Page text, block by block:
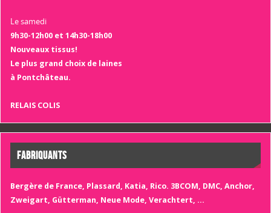
Le samedi
9h30-12h00 et 14h30-18h00
Nouveaux tissus!
Le plus grand choix de laines
à Pontchâteau.
RELAIS COLIS
FABRIQUANTS
Bergère de France, Plassard, Katia, Rico. 3BCOM, DMC, Anchor,
Zweigart, Gütterman, Neue Mode, Verachtert, ...